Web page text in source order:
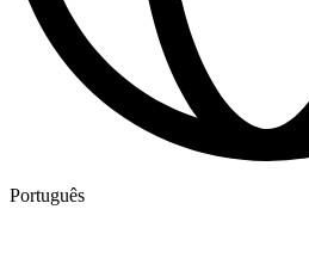
Português